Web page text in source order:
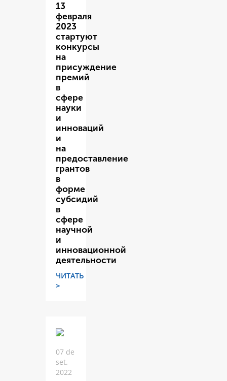
13
февраля
2023
стартуют
конкурсы
на
присуждение
премий
в
сфере
науки
и
инноваций
и
на
предоставление
грантов
в
форме
субсидий
в
сфере
научной
и
инновационной
деятельности
ЧИТАТЬ
>
07 de
set.
2022